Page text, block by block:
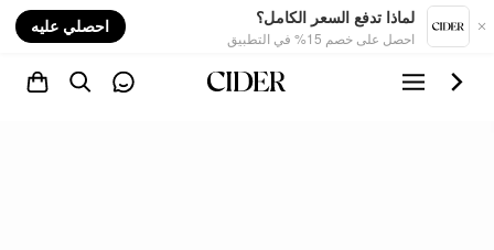
لماذا تدفع السعر الكامل؟
احصل على خصم 15% في التطبيق
احصلي عليه